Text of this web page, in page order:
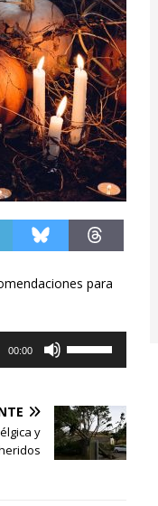
para
00:00
flecha
arriba/abajo
para
y